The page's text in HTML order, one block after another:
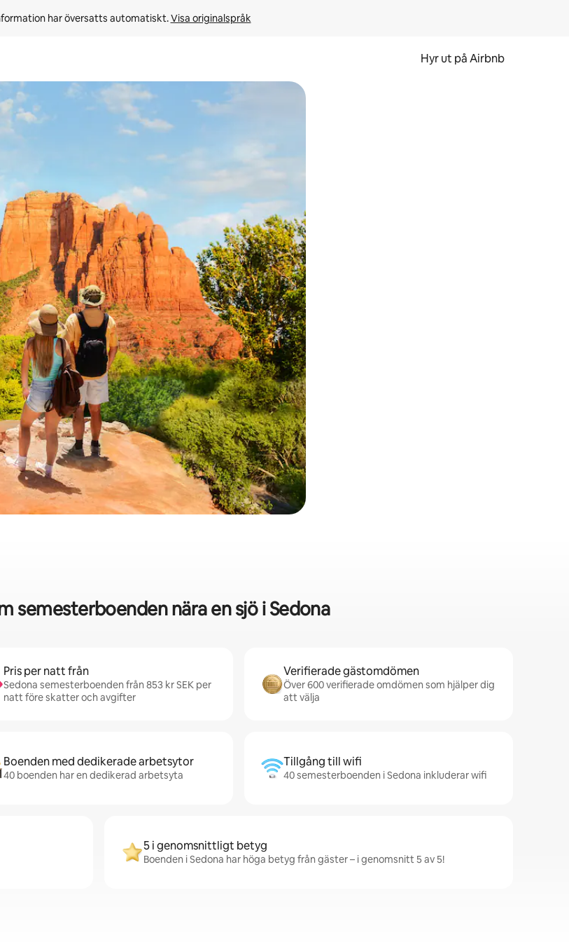
har översatts automatiskt. Visa originalspråk
Hyr ut på Airbnb
eller utforska genom att trycka eller svepa.
semesterboenden nära en sjö i Sedona
Pris per natt från
Sedona semesterboenden från 853 kr SEK per
natt före skatter och avgifter
Verifierade gästomdömen
Över 600 verifierade omdömen som hjälper dig
att välja
Boenden med dedikerade arbetsytor
40 boenden har en dedikerad arbetsyta
Tillgång till wifi
40 semesterboenden i Sedona inkluderar wifi
5 i genomsnittligt betyg
Boenden i Sedona har höga betyg från gäster – i genomsnitt 5 av 5!